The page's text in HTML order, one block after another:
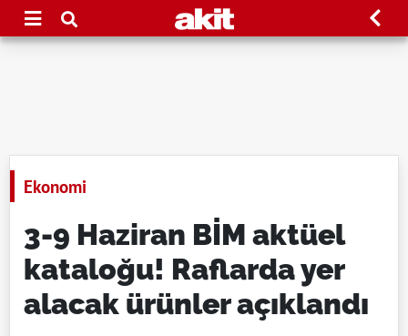
Ekonomi
3-9 Haziran BİM aktüel
kataloğu! Raflarda yer
alacak ürünler açıklandı